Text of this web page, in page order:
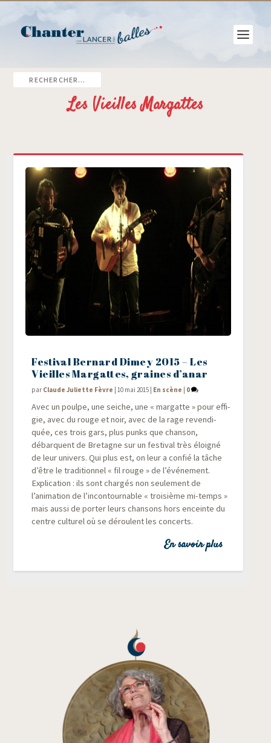
Les Vieilles Margattes
Festival Bernard Dimey 2015 – Les
Vieilles Margattes, graines d’anar
par Claude Juliette Fèvre | 10 mai 2015 | En scène | 0
Avec un poulpe, une seiche, une « mar­gatte » pour effi­
gie, avec du rouge et noir, avec de la rage reven­di­
quée, ces trois gars, plus punks que chan­son,
débarquent de Bre­tagne sur un fes­ti­val très éloi­gné
de leur uni­vers. Qui plus est, on leur a confié la tâche
d’être le tra­di­tion­nel « fil rouge » de l’événement.
Expli­ca­tion : ils sont char­gés non seule­ment de
l’animation de l’incontournable « troi­sième mi-temps »
mais aus­si de por­ter leurs chan­sons hors enceinte du
centre cultu­rel où se déroulent les concerts.
En savoir plus